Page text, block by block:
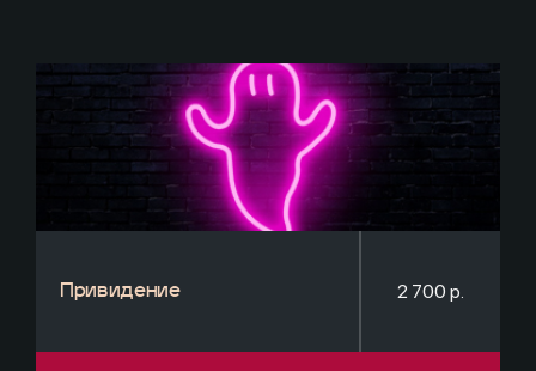
Привидение 2 700 р.